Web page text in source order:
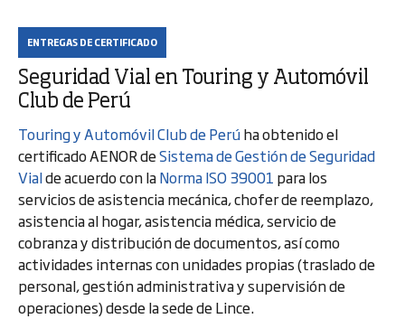
ENTREGAS DE CERTIFICADO
Seguridad Vial en Touring y Automóvil
Club de Perú
Touring y Automóvil Club de Perúha obtenido el
certificado AENOR deSistema de Gestión de Seguridad
Vialde acuerdo con laNorma ISO 39001 para los
servicios de asistencia mecánica, chofer de reemplazo,
asistencia al hogar, asistencia médica, servicio de
cobranza y distribución de documentos, así como
actividades internas con unidades propias (traslado de
personal, gestión administrativa y supervisión de
operaciones) desde la sede de Lince.